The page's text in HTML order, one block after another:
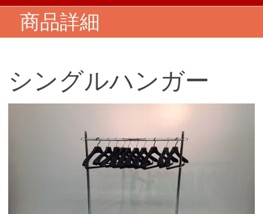
商品詳細
シングルハンガー